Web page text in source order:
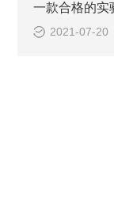
2021-07-20